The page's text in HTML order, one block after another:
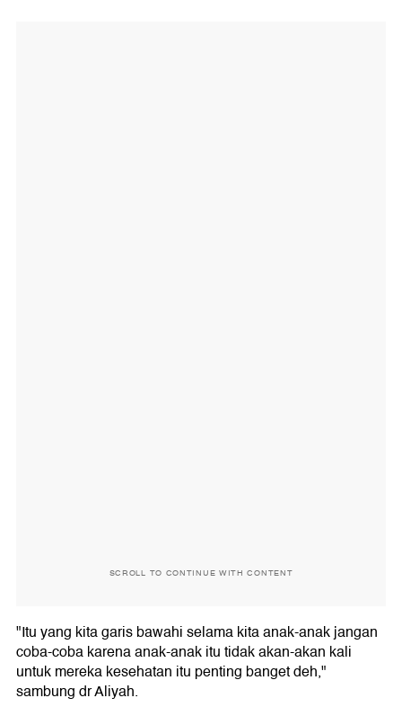
SCROLL TO CONTINUE WITH CONTENT
"Itu yang kita garis bawahi selama kita anak-anak jangan
coba-coba karena anak-anak itu tidak akan-akan kali
untuk mereka kesehatan itu penting banget deh,"
sambung dr Aliyah.